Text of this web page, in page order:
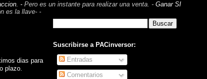
- Pero es un instante para realizar una venta. - Ganar SI
es la llave- -
dias para
plazo.
Suscribirse a PACinversor:
Entradas
Comentarios